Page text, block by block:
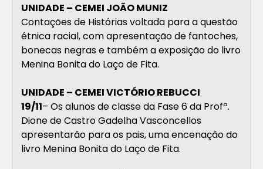
UNIDADE – CEMEI JOÃO MUNIZ
Contações de Histórias voltada para a questão
étnica racial, com apresentação de fantoches,
bonecas negras e também a exposição do livro
Menina Bonita do Laço de Fita.
UNIDADE – CEMEI VICTÓRIO REBUCCI
19/11– Os alunos de classe da Fase 6 da Profª.
Dione de Castro Gadelha Vasconcellos
apresentarão para os pais, uma encenação do
livro Menina Bonita do Laço de Fita.